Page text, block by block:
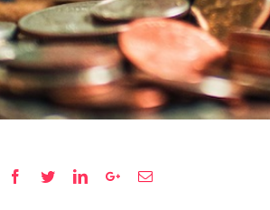
Facebook
TwitterLinkedinGoogle+Email